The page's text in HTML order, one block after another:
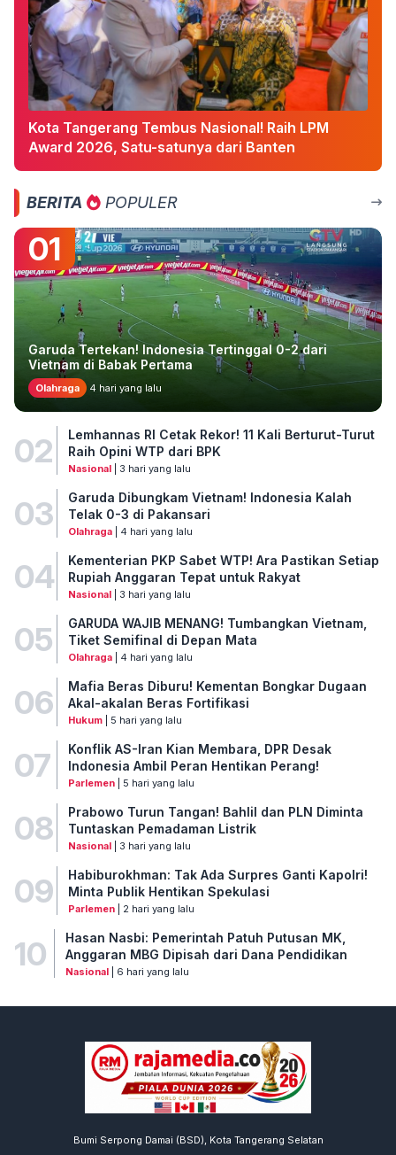
Kota Tangerang Tembus Nasional! Raih LPM
Award 2026, Satu-satunya dari Banten
BERITA POPULER
01
Garuda Tertekan! Indonesia Tertinggal 0-2 dari
Vietnam di Babak Pertama
Olahraga 4 hari yang lalu
02
Lemhannas RI Cetak Rekor! 11 Kali Berturut-Turut
Raih Opini WTP dari BPK
Nasional| 3 hari yang lalu
03
Garuda Dibungkam Vietnam! Indonesia Kalah
Telak 0-3 di Pakansari
Olahraga| 4 hari yang lalu
04
Kementerian PKP Sabet WTP! Ara Pastikan Setiap
Rupiah Anggaran Tepat untuk Rakyat
Nasional| 3 hari yang lalu
05
GARUDA WAJIB MENANG! Tumbangkan Vietnam,
Tiket Semifinal di Depan Mata
Olahraga| 4 hari yang lalu
06
Mafia Beras Diburu! Kementan Bongkar Dugaan
Akal-akalan Beras Fortifikasi
Hukum| 5 hari yang lalu
07
Konflik AS-Iran Kian Membara, DPR Desak
Indonesia Ambil Peran Hentikan Perang!
Parlemen| 5 hari yang lalu
08
Prabowo Turun Tangan! Bahlil dan PLN Diminta
Tuntaskan Pemadaman Listrik
Nasional| 3 hari yang lalu
09
Habiburokhman: Tak Ada Surpres Ganti Kapolri!
Minta Publik Hentikan Spekulasi
Parlemen| 2 hari yang lalu
10
Hasan Nasbi: Pemerintah Patuh Putusan MK,
Anggaran MBG Dipisah dari Dana Pendidikan
Nasional| 6 hari yang lalu
Bumi Serpong Damai (BSD), Kota Tangerang Selatan